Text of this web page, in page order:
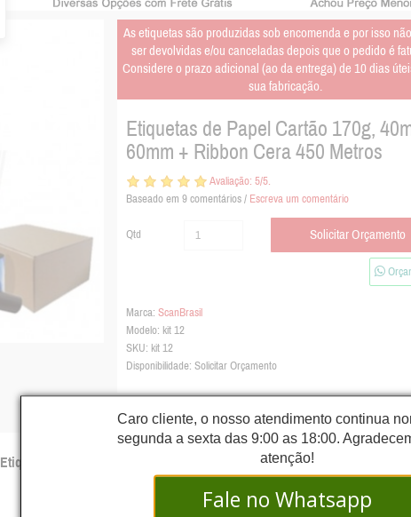
Caro cliente, o nosso atendimento continua
segunda a sexta das 9:00 as 18:00.
atenção!
Fale no Whatsapp
As etiquetas são produzidas sob encomenda e por isso
ser devolvidas e/ou canceladas depois que o pedido é
Considere o prazo adicional (ao da entrega) de 10 dias
sua fabricação.
Etiquetas de Papel Cartão 170g,
60mm + Ribbon Cera 450 Metros
Avaliação: 5/5.
Baseado em 9 comentários / Escreva um comentário
Qtd Solicitar Orçamento
Marca: ScanBrasil
Modelo: kit 12
SKU: kit 12
Disponibilidade: Solicitar Orçamento
Etiqueta de Papel Cartão + Ribbon de Cera